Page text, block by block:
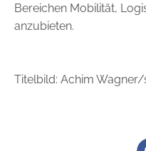
Bereichen ­Mobilität,
anzubieten.
Titelbild: Achim